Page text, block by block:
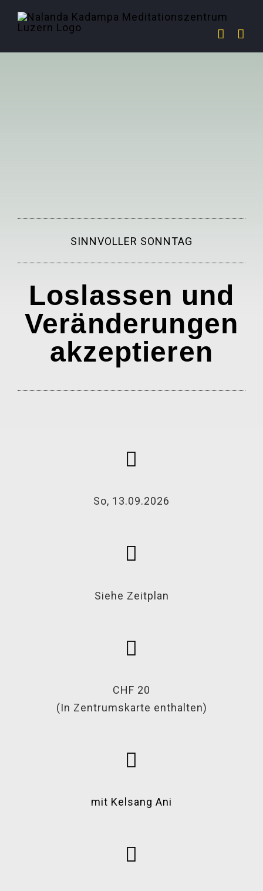
Inhalt
SINNVOLLER SONNTAG
Loslassen und
Veränderungen
akzeptieren
So, 13.09.2026
Siehe Zeitplan
CHF 20
(In Zentrumskarte enthalten)
mit Kelsang Ani